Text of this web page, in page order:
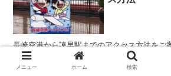
長崎空港から諫早駅までのアクセス方法をご
から諫早駅までは乗り換えナシで移動するこ
利です。
メニュー ホーム 検索